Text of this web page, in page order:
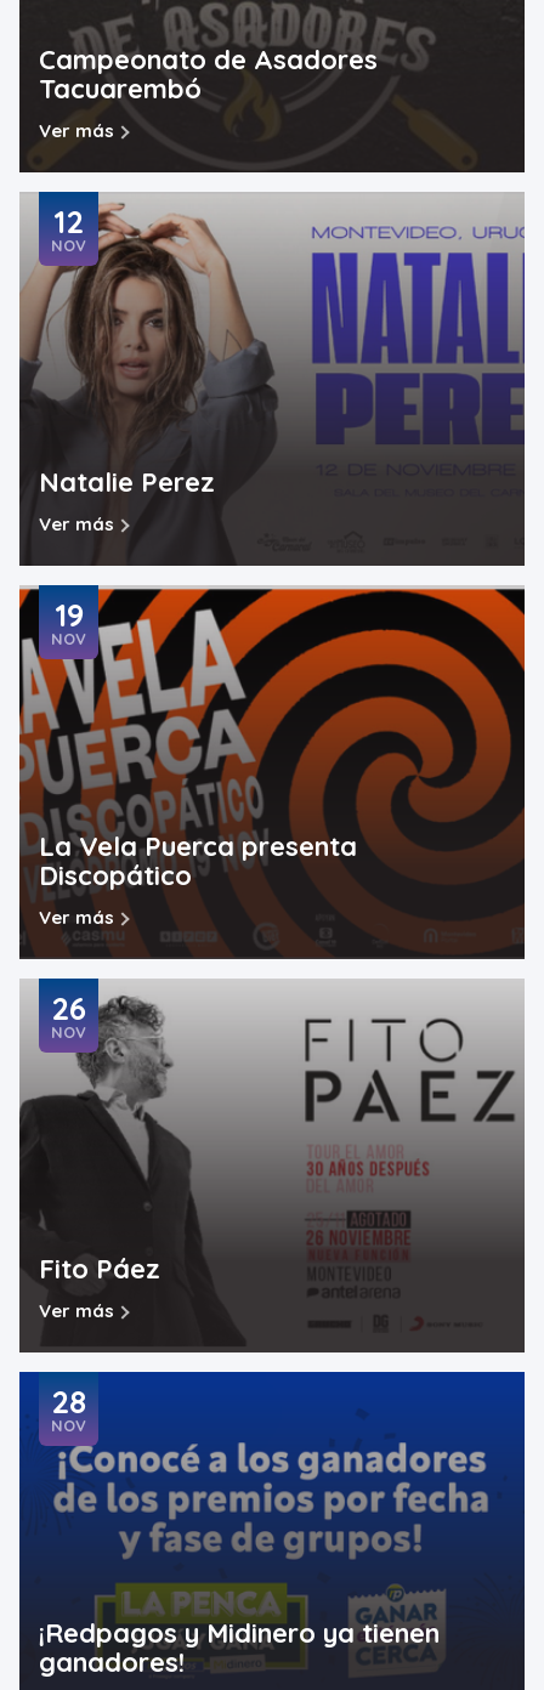
Campeonato de Asadores
Tacuarembó
Ver más
Natalie Perez
Ver más
12
NOV
La Vela Puerca presenta
Discopático
Ver más
19
NOV
Fito Páez
Ver más
26
NOV
¡Redpagos y Midinero ya tienen
ganadores!
28
NOV